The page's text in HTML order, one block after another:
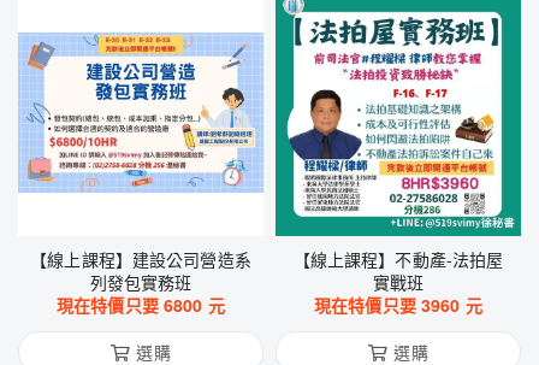
【線上課程】建設公司營造系
列發包實務班
現在特價只要6800 元
選購
【線上課程】不動產-法拍屋
實戰班
現在特價只要3960 元
選購